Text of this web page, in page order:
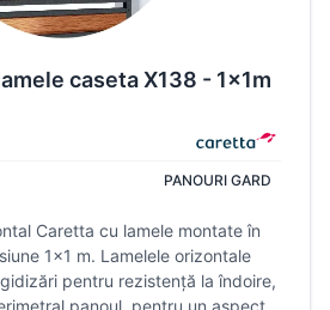
caseta X138 - 1x1m
PANOURI GARD
Caretta cu lamele montate în
1×1 m. Lamelele orizontale
pentru rezistență la îndoire,
panoul, pentru un aspect